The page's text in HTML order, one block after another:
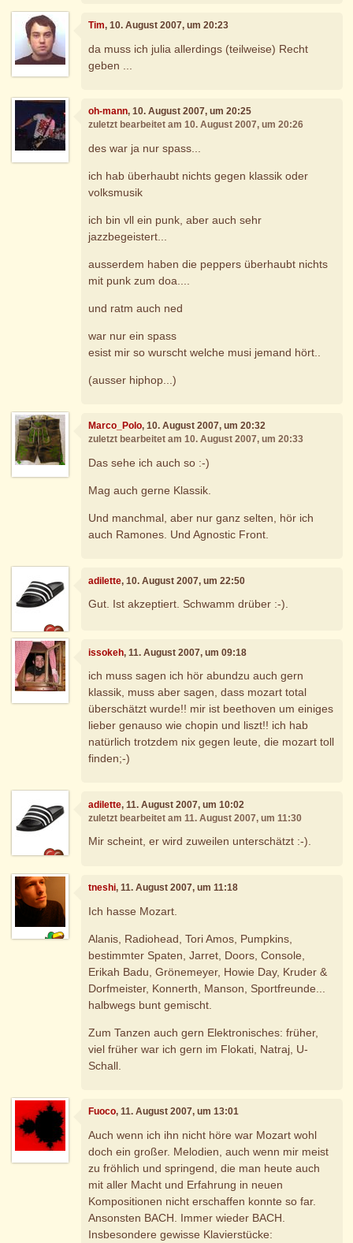
Tim, 10. August 2007, um 20:23
da muss ich julia allerdings (teilweise) Recht
geben ...
oh-mann, 10. August 2007, um 20:25
zuletzt bearbeitet am 10. August 2007, um 20:26
des war ja nur spass...
ich hab überhaubt nichts gegen klassik oder
volksmusik
ich bin vll ein punk, aber auch sehr
jazzbegeistert...
ausserdem haben die peppers überhaubt nichts
mit punk zum doa....
und ratm auch ned
war nur ein spass
esist mir so wurscht welche musi jemand hört..
(ausser hiphop...)
Marco_Polo, 10. August 2007, um 20:32
zuletzt bearbeitet am 10. August 2007, um 20:33
Das sehe ich auch so :-)
Mag auch gerne Klassik.
Und manchmal, aber nur ganz selten, hör ich
auch Ramones. Und Agnostic Front.
adilette, 10. August 2007, um 22:50
Gut. Ist akzeptiert. Schwamm drüber :-).
issokeh, 11. August 2007, um 09:18
ich muss sagen ich hör abundzu auch gern
klassik, muss aber sagen, dass mozart total
überschätzt wurde!! mir ist beethoven um einiges
lieber genauso wie chopin und liszt!! ich hab
natürlich trotzdem nix gegen leute, die mozart toll
finden;-)
adilette, 11. August 2007, um 10:02
zuletzt bearbeitet am 11. August 2007, um 11:30
Mir scheint, er wird zuweilen unterschätzt :-).
tneshi, 11. August 2007, um 11:18
Ich hasse Mozart.
Alanis, Radiohead, Tori Amos, Pumpkins,
bestimmter Spaten, Jarret, Doors, Console,
Erikah Badu, Grönemeyer, Howie Day, Kruder &
Dorfmeister, Konnerth, Manson, Sportfreunde...
halbwegs bunt gemischt.
Zum Tanzen auch gern Elektronisches: früher,
viel früher war ich gern im Flokati, Natraj, U-
Schall.
Fuoco, 11. August 2007, um 13:01
Auch wenn ich ihn nicht höre war Mozart wohl
doch ein großer. Melodien, auch wenn mir meist
zu fröhlich und springend, die man heute auch
mit aller Macht und Erfahrung in neuen
Kompositionen nicht erschaffen konnte so far.
Ansonsten BACH. Immer wieder BACH.
Insbesondere gewisse Klavierstücke: